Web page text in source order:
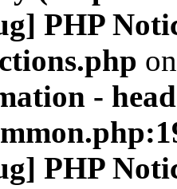
PHP
-
PHP